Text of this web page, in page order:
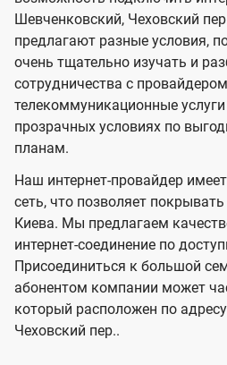
t
e
l
s
л
е
в
и
д
е
н
и
я
Шевченковский, Чеховский
предлагают разные условия,
очень тщательно изучать и
сотрудничества с
телекоммуникационные
прозрачных условиях по
планам.
Наш интернет-провайдер
сеть, что позволяет
Киева. Мы предлагаем
интернет-соединение по
Присоединиться к большой
абонентом компании может
который расположен по
Чеховский пер..